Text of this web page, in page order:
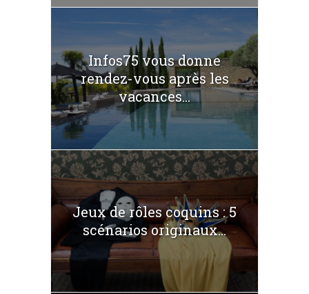
Infos75 vous donne
rendez-vous après les
vacances...
Jeux de rôles coquins : 5
scénarios originaux...